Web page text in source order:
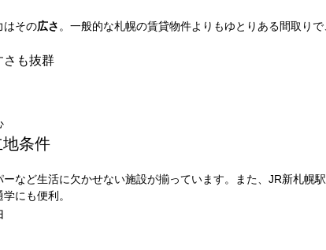
はその広さ 。一般的な札幌の賃貸物件よりもゆとりある間取り
さも抜群
条件
など生活に欠かせない施設が揃っています。また、JR新札幌
にも便利。